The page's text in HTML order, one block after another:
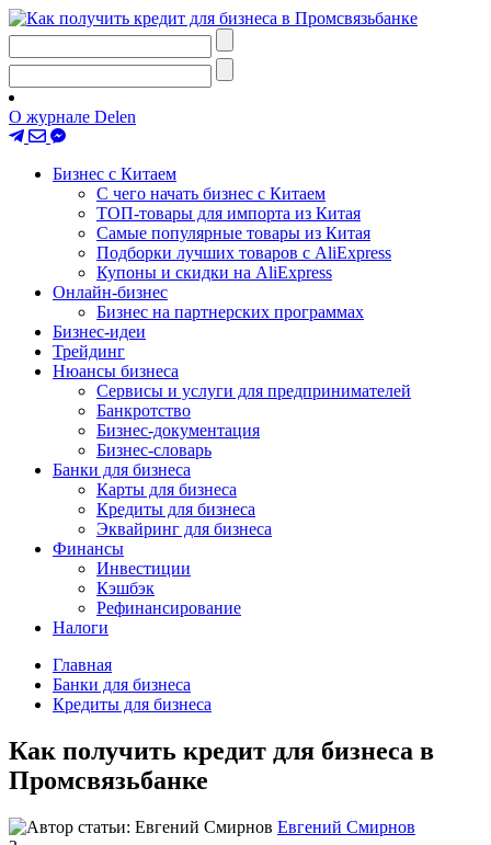
О журнале Delen
Бизнес с Китаем
С чего начать бизнес с Китаем
ТОП-товары для импорта из Китая
Самые популярные товары из Китая
Подборки лучших товаров с AliExpress
Купоны и скидки на AliExpress
Онлайн-бизнес
Бизнес на партнерских программах
Бизнес-идеи
Трейдинг
Нюансы бизнеса
Сервисы и услуги для предпринимателей
Банкротство
Бизнес-документация
Бизнес-словарь
Банки для бизнеса
Карты для бизнеса
Кредиты для бизнеса
Эквайринг для бизнеса
Финансы
Инвестиции
Кэшбэк
Рефинансирование
Налоги
Главная
Банки для бизнеса
Кредиты для бизнеса
Как получить кредит для бизнеса в
Промсвязьбанке
Евгений Смирнов